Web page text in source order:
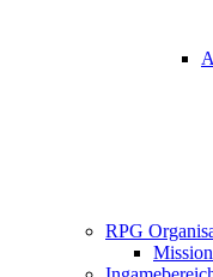
RPG